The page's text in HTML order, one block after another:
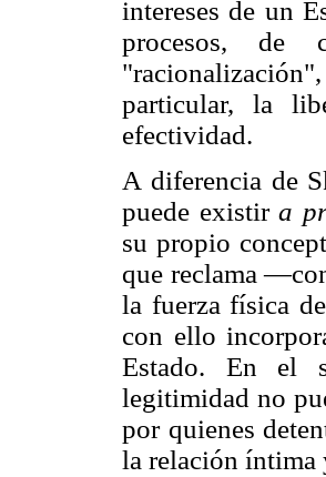
intereses de un
procesos, de
particular, la
efectividad.
A diferencia de
puede existira
su propio
que reclama
la fuerza física
con ello
Estado. En el
legitimidad no
por quienes
la relación íntima